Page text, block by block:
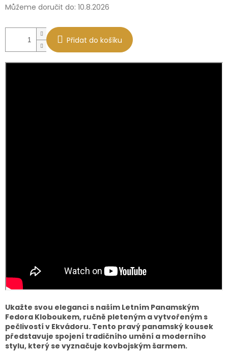
Můžeme doručit do: 10.8.2026
Přidat do košíku
Ukažte svou eleganci s naším Letním Panamským
Fedora Kloboukem, ručně pleteným a vytvořeným s
pečlivostí v Ekvádoru. Tento pravý panamský kousek
představuje spojení tradičního umění a moderního
stylu, který se vyznačuje kovbojským šarmem.